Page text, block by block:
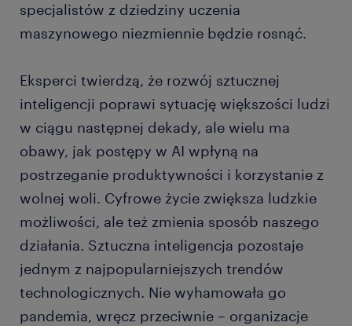
specjalistów z dziedziny uczenia
maszynowego niezmiennie będzie rosnąć.
Eksperci twierdzą, że rozwój sztucznej
inteligencji poprawi sytuację większości ludzi
w ciągu następnej dekady, ale wielu ma
obawy, jak postępy w AI wpłyną na
postrzeganie produktywności i korzystanie z
wolnej woli. Cyfrowe życie zwiększa ludzkie
możliwości, ale też zmienia sposób naszego
działania. Sztuczna inteligencja pozostaje
jednym z najpopularniejszych trendów
technologicznych. Nie wyhamowała go
pandemia, wręcz przeciwnie – organizacje